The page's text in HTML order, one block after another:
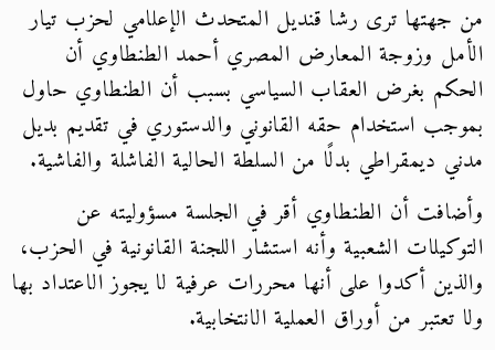
من جهتها ترى رشا قنديل المتحدث الإعلامي لحزب تيار
الأمل وزوجة المعارض المصري أحمد الطنطاوي أن
الحكم بغرض العقاب السياسي بسبب أن الطنطاوي حاول
بموجب استخدام حقه القانوني والدستوري في تقديم بديل
مدني ديمقراطي بدلًا من السلطة الحالية الفاشلة والفاشية.
وأضافت أن الطنطاوي أقر في الجلسة مسؤوليته عن
التوكيلات الشعبية وأنه استشار اللجنة القانونية في الحزب،
والذين أكدوا على أنها محررات عرفية لا يجوز الاعتداد بها
ولا تعتبر من أوراق العملية الانتخابية.